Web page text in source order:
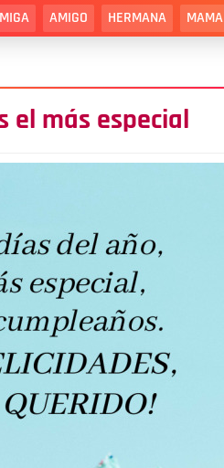
AMIGO HERMANA MAMA
el más especial